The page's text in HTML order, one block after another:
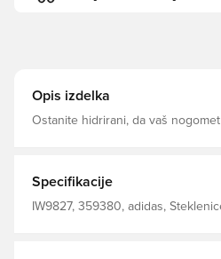
Opis izdelka
Ostanite hidrirani, da vaš
Specifikacije
IW9827, 359380, adidas,